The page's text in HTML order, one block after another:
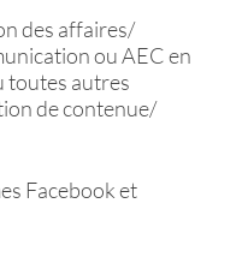
des affaires/
ou AEC en
toutes autres
de contenue/
Facebook et